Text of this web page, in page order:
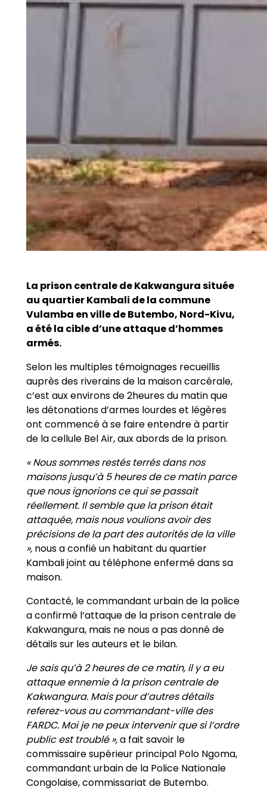
La prison centrale de Kakwangura située
au quartier Kambali de la commune
Vulamba en ville de Butembo, Nord-Kivu,
a été la cible d’une attaque d’hommes
armés.
Selon les multiples témoignages recueillis
auprès des riverains de la maison carcérale,
c’est aux environs de 2heures du matin que
les détonations d’armes lourdes et légères
ont commencé à se faire entendre à partir
de la cellule Bel Air, aux abords de la prison.
« Nous sommes restés terrés dans nos
maisons jusqu’à 5 heures de ce matin parce
que nous ignorions ce qui se passait
réellement. Il semble que la prison était
attaquée, mais nous voulions avoir des
précisions de la part des autorités de la ville
», nous a confié un habitant du quartier
Kambali joint au téléphone enfermé dans sa
maison.
Contacté, le commandant urbain de la police
a confirmé l’attaque de la prison centrale de
Kakwangura, mais ne nous a pas donné de
détails sur les auteurs et le bilan.
Je sais qu’à 2 heures de ce matin, il y a eu
attaque ennemie à la prison centrale de
Kakwangura. Mais pour d’autres détails
referez-vous au commandant-ville des
FARDC. Moi je ne peux intervenir que si l’ordre
public est troublé »,a fait savoir le
commissaire supérieur principal Polo Ngoma,
commandant urbain de la Police Nationale
Congolaise, commissariat de Butembo.